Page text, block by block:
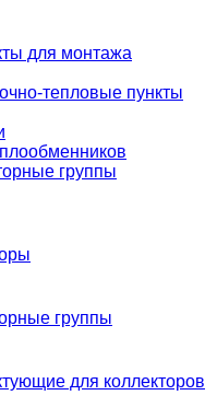
для монтажа
тепловые пункты
группы
группы
для коллекторов